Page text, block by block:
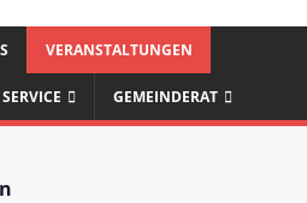
VERANSTALTUNGEN
SERVICE GEMEINDERAT